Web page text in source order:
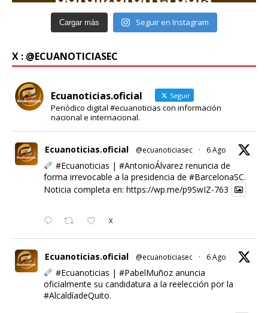
Cargar más Seguir en Instagram
X : @ECUANOTICIASEC
Ecuanoticias.oficial Seguir
Periódico digital #ecuanoticias con información
nacional e internacional.
Ecuanoticias.oficial @ecuanoticiasec · 6 Ago
#Ecuanoticias | #AntonioÁlvarezrenuncia de
forma irrevocable a la presidencia de #BarcelonaSC.
Noticia completa en: https://wp.me/p9SwIZ-763
X
Ecuanoticias.oficial @ecuanoticiasec · 6 Ago
#Ecuanoticias | #PabelMuñozanuncia
oficialmente su candidatura a la reelección por la
#AlcaldíadeQuito.